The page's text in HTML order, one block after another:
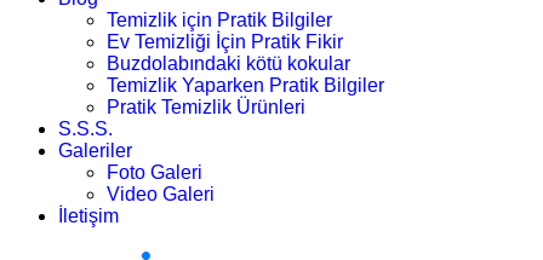
Temizlik için Pratik Bilgiler
Ev Temizliği İçin Pratik Fikir
Buzdolabındaki kötü kokular
Temizlik Yaparken Pratik Bilgiler
Pratik Temizlik Ürünleri
S.S.S.
Galeriler
Foto Galeri
Video Galeri
İletişim